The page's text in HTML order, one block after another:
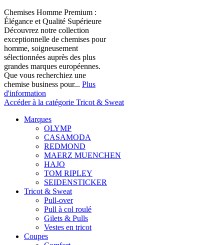
Chemises Homme Premium :
Élégance et Qualité Supérieure
Découvrez notre collection
exceptionnelle de chemises pour
homme, soigneusement
sélectionnées auprès des plus
grandes marques européennes.
Que vous recherchiez une
chemise business pour... Plus
d'information
Accéder à la catégorie Tricot & Sweat
Marques
OLYMP
CASAMODA
REDMOND
MAERZ MUENCHEN
HAJO
TOM RIPLEY
SEIDENSTICKER
Tricot & Sweat
Pull-over
Pull à col roulé
Gilets & Pulls
Vestes en tricot
Coupes